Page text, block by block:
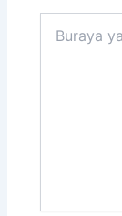
yazın..